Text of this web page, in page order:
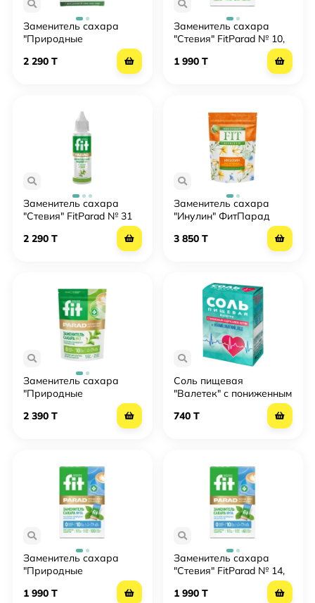
Заменитель сахара
"Природные
компоненты" FitParad №
7
2 290 T
Заменитель сахара
"Стевия" FitParad № 10,
1 990 T
Заменитель сахара
"Стевия" FitParad № 31
2 290 T
Заменитель сахара
"Инулин" ФитПарад
3 850 T
Заменитель сахара
"Природные
FitParad
2 390 T
Соль пищевая
"Валетек" с пониженным
содержанием натрия
740 T
Заменитель сахара
"Природные
компоненты" FitParad №
14, 100 штук
1 990 T
Заменитель сахара
"Стевия" FitParad № 14,
1 990 T